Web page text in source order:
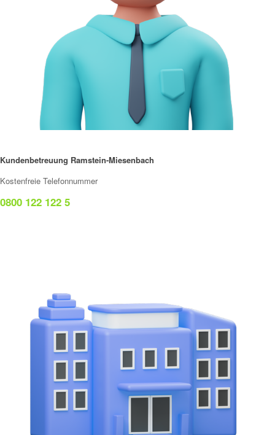
Kundenbetreuung Ramstein-Miesenbach
Kostenfreie Telefonnummer
0800 122 122 5